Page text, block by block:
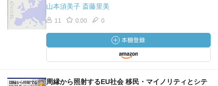
山本須美子 斎藤里美
11 0.00 0
周縁から照射するEU社会 移民・マイノリティとシテ